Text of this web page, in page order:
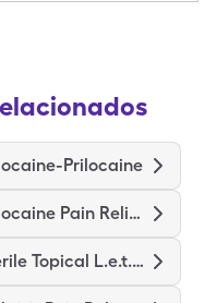
Prilocaine
Lidocaine Pain Relief
Sterile Topical L.e.t. Gel